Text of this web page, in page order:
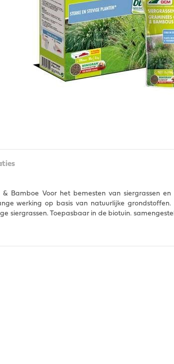
& Bamboe Voor het bemesten van siergrassen en
werking op basis van natuurlijke
siergrassen. Toepasbaar in de biotuin.